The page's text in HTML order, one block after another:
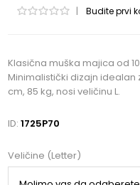
| Budite prvi
Klasična muška majica od
Minimalistički dizajn idealan
cm, 85 kg, nosi veličinu L.
ID: 1725P70
Veličine (Letter)